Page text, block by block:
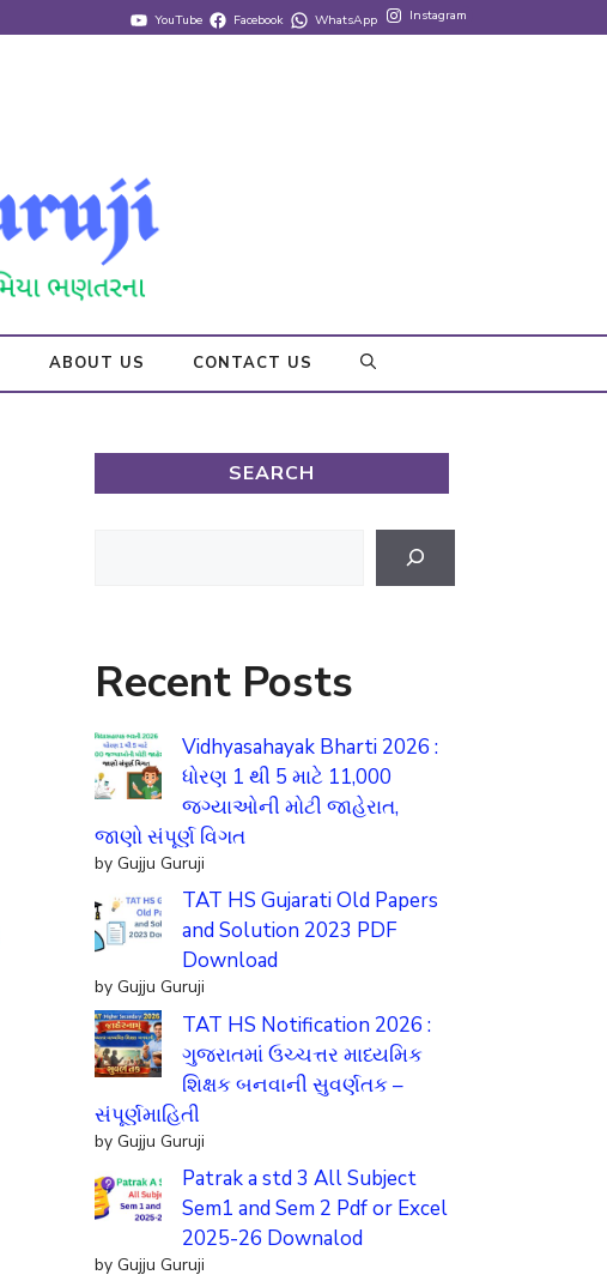
YouTube Facebook WhatsApp Instagram
ABOUT US CONTACT US
SEARCH
Recent Posts
Vidhyasahayak Bharti 2026 :
ધોરણ 1 થી 5 માટે 11,000
જગ્યાઓની મોટી જાહેરાત,
જાણો સંપૂર્ણ વિગત
by Gujju Guruji
TAT HS Gujarati Old Papers
and Solution 2023 PDF
Download
by Gujju Guruji
TAT HS Notification 2026 :
ગુજરાતમાં ઉચ્ચત્તર માધ્યમિક
શિક્ષક બનવાની સુવર્ણતક –
સંપૂર્ણમાહિતી
by Gujju Guruji
Patrak a std 3 All Subject
Sem1 and Sem 2 Pdf or Excel
2025-26 Downalod
by Gujju Guruji